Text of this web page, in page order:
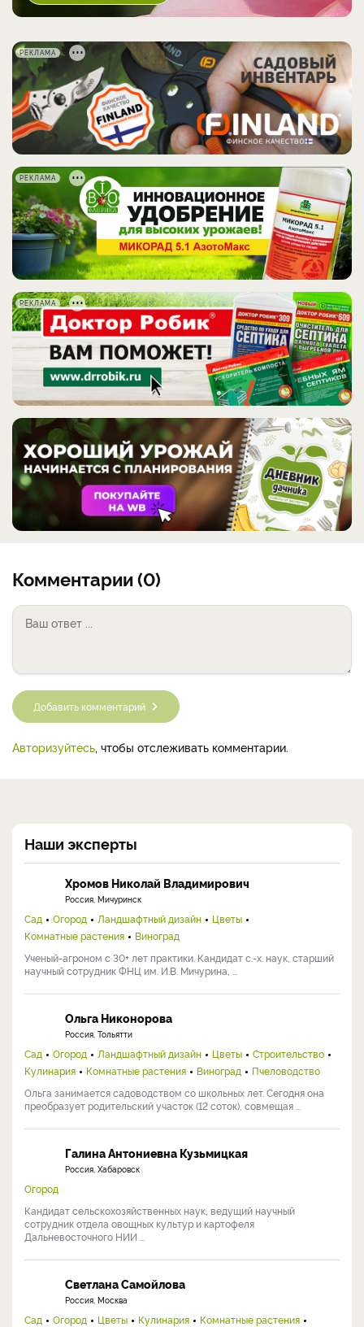
РЕКЛАМА
РЕКЛАМА
РЕКЛАМА
Комментарии (0)
Добавить комментарий
Авторизуйтесь, чтобы отслеживать комментарии.
Наши эксперты
Хромов Николай Владимирович
Россия, Мичуринск
Сад Огород Ландшафтный дизайн
Цветы
Комнатные растения
Виноград
Ученый-агроном с 30+ лет практики. Кандидат с.-х. наук, старший
научный сотрудник ФНЦ им. И.В. Мичурина, ...
Ольга Никонорова
Россия, Тольятти
Сад Огород Ландшафтный дизайн Цветы
Строительство
Кулинария
Комнатные растения Виноград
Пчеловодство
Ольга занимается садоводством со школьных лет. Сегодня она
преобразует родительский участок (12 соток), совмещая ...
Галина Антониевна Кузьмицкая
Россия, Хабаровск
Огород
Кандидат сельскохозяйственных наук, ведущий научный
сотрудник отдела овощных культур и картофеля
Дальневосточного НИИ ...
Светлана Самойлова
Россия, Москва
Сад Огород Цветы Кулинария
Комнатные растения